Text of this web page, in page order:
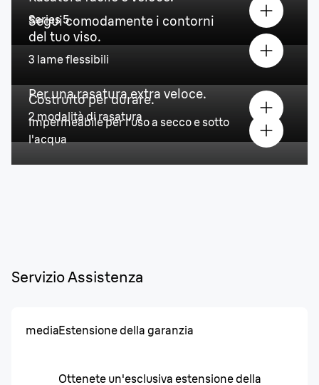
Series 5
Segui comodamente i contorni
del tuo viso.
3 lame flessibili
Per una rasatura extra veloce.
2 modalità di rasatura
Costruito per durare.
Impermeabile per l'uso a secco e sotto
l'acqua
Servizio Assistenza
mediaEstensione della garanzia
Ottenete un'esclusiva estensione della